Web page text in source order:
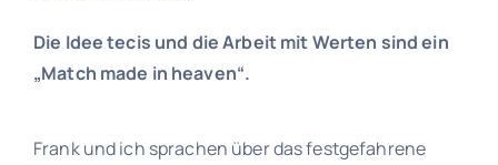
Die Idee tecis und die Arbeit mit Werten sind ein
„Match made in heaven“.
Frank und ich sprachen über das festgefahrene